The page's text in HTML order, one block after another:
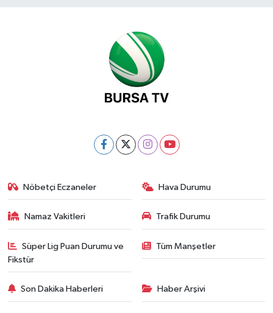
Nöbetçi Eczaneler Hava Durumu
Namaz Vakitleri Trafik Durumu
Süper Lig Puan Durumu ve
Fikstür
Tüm Manşetler
Son Dakika Haberleri Haber Arşivi